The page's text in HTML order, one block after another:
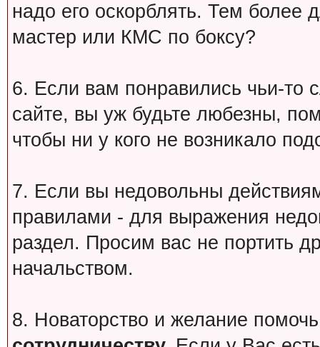
надо его оскорблять. Тем более
мастер или КМС по боксу?
6. Если вам понравились чьи-то
сайте, вы уж будьте любезны,
чтобы ни у кого не возникало
7. Если вы недовольны
правилами - для выражения
раздел. Просим вас не портить
начальством.
8. Новаторство и желание